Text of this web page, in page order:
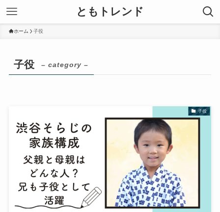
ともトレンド
ホーム 子役
子役 – category –
子役